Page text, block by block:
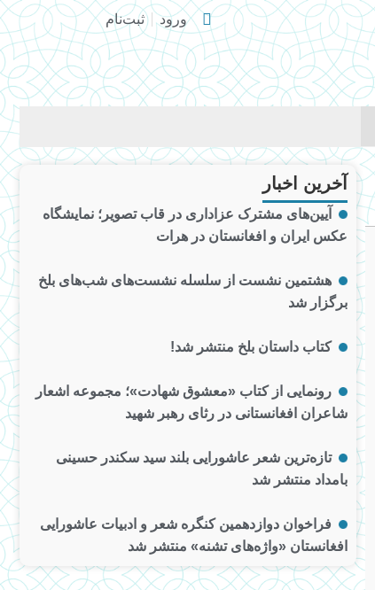
ورود ثبت‌نام
آخرین اخبار
آیین‌های مشترک عزاداری در قاب تصویر؛ نمایشگاه
عکس ایران و افغانستان در هرات
هشتمین نشست از سلسله نشست‌های شب‌های بلخ
برگزار شد
کتاب داستان بلخ منتشر شد!
رونمایی از کتاب «معشوق شهادت»؛ مجموعه اشعار
شاعران افغانستانی در رثای رهبر شهید
تازه‌ترین شعر عاشورایی بلند سید سکندر حسینی
بامداد منتشر شد
فراخوان دوازدهمین کنگره شعر و ادبیات عاشورایی
افغانستان «واژه‌های تشنه» منتشر شد